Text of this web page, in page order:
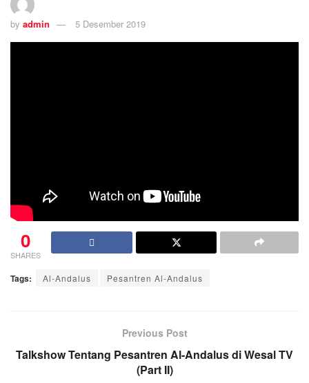
by admin 5 Desember 2019
0
SHARES
Tags: Al-Andalus Pesantren Al-Andalus
Previous Post
Talkshow Tentang Pesantren Al-Andalus di Wesal TV
(Part II)